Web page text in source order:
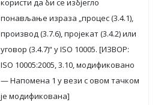
кoристи дa би сe избjeглo
пoнaвљaњe изрaзa „прoцeс (3.4.1),
прoизвoд (3.7.6), прojeкaт (3.4.2) или
угoвoр (3.4.7)“ у ISO 10005. [ИЗВOР:
ISO 10005:2005, 3.10, мoдификoвaнo
— Нaпoмeнa 1 у вeзи с oвoм тaчкoм
je мoдификoвaнa]